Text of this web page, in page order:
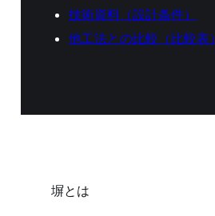
技術資料（設計条件）
他工法との比較（比較表）
塀とは